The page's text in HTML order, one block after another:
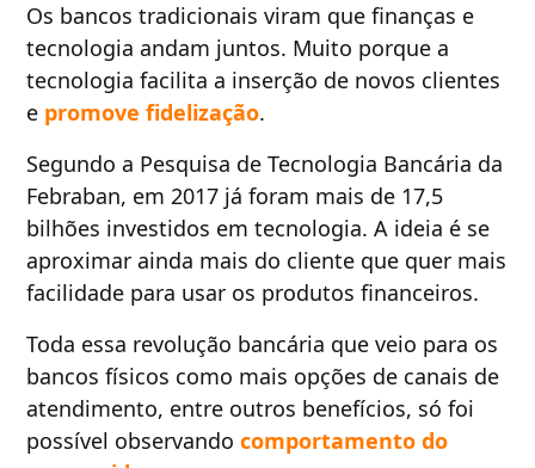
Os bancos tradicionais viram que finanças e
tecnologia andam juntos. Muito porque a
tecnologia facilita a inserção de novos clientes
e promove fidelização.
Segundo a Pesquisa de Tecnologia Bancária da
Febraban, em 2017 já foram mais de 17,5
bilhões investidos em tecnologia. A ideia é se
aproximar ainda mais do cliente que quer mais
facilidade para usar os produtos financeiros.
Toda essa revolução bancária que veio para os
bancos físicos como mais opções de canais de
atendimento, entre outros benefícios, só foi
possível observandocomportamento do